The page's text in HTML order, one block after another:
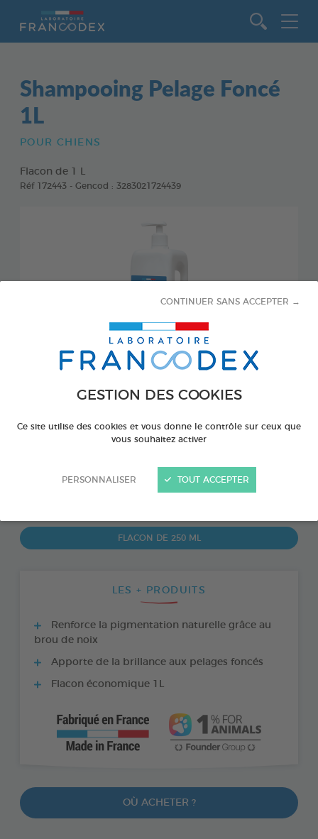
GESTION DES COOKIES
Ce site utilise des cookies et vous donne le contrôle sur ceux que
vous souhaitez activer
PERSONNALISER
CONTINUER SANS ACCEPTER →
TOUT ACCEPTER
Shampooing Pelage Foncé
1L
POUR CHIENS
Flacon de 1 L
Réf 172443 - Gencod : 3283021724439
PRODUIT DISPONIBLE AUSSI EN :
FLACON DE 250 ML
LES + PRODUITS
Renforce la pigmentation naturelle grâce au
brou de noix
Apporte de la brillance aux pelages foncés
Flacon économique 1L
OÙ ACHETER ?